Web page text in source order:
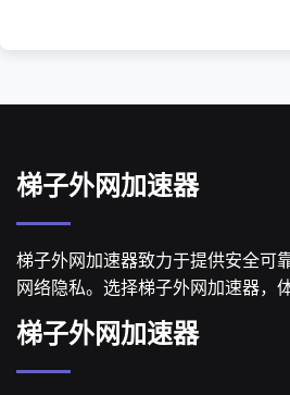
梯子外网加速器
梯子外网加速器致力于提供安全可
网络隐私。选择梯子外网加速器，
梯子外网加速器